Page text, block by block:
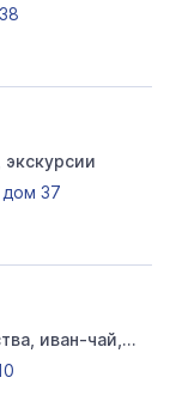
37
иван-чай,